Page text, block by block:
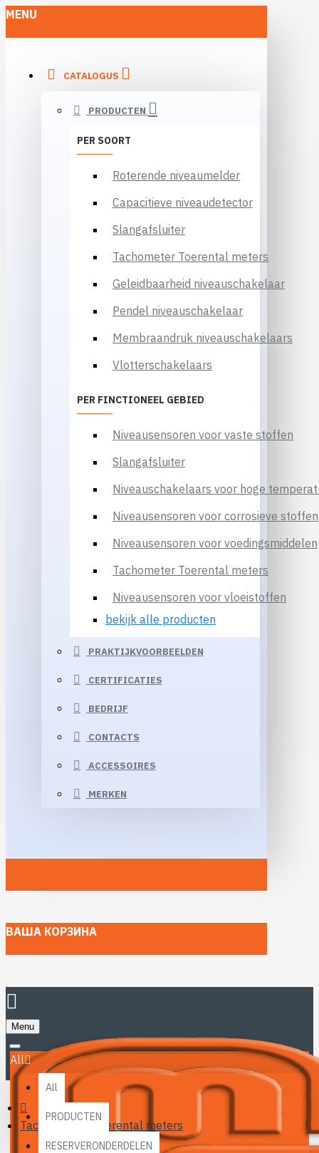
MENU
CATALOGUS
PRODUCTEN
PER SOORT
Roterende niveaumelder
Capacitieve niveaudetector
Slangafsluiter
Tachometer Toerental meters
Geleidbaarheid niveauschakelaar
Pendel niveauschakelaar
Membraandruk niveauschakelaars
Vlotterschakelaars
PER FINCTIONEEL GEBIED
Niveausensoren voor vaste stoffen
Slangafsluiter
Niveauschakelaars voor hoge
Niveausensoren voor corrosieve stoffen
Niveausensoren voor voedingsmiddelen
Tachometer Toerental meters
Niveausensoren voor vloeistoffen
bekijk alle producten
PRAKTIJKVOORBEELDEN
CERTIFICATIES
BEDRIJF
CONTACTS
ACCESSOIRES
MERKEN
ВАША КОРЗИНА
Menu
All
All
PRODUCTEN
RESERVERONDERDELEN
Tachometer - Toerental meters